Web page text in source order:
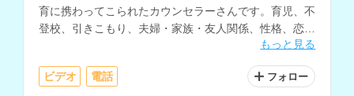
育に携わってこられたカウンセラーさんです。育児、不
登校、引きこもり、夫婦・家族・友人関係、性格、恋
愛、仕事、妊活・不妊治療の悩みなど、様々な相談に対
応されています。
もっと見る
ビデオ 電話 フォロー